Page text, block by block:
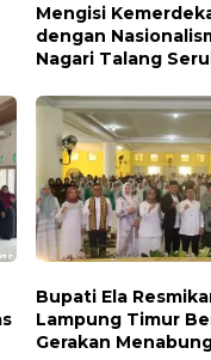
Mengisi
dengan
Nagari Talang
Putih Sepanjang
Bupati Ela
Lampung Timur
Gerakan